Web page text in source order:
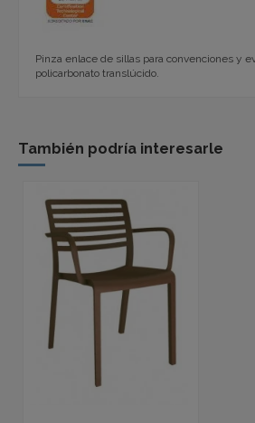
Pinza enlace de sillas para convenciones y
policarbonato translúcido.
También podría interesarle